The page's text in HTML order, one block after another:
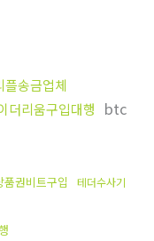
플송금업체
더리움구입대행
btc
품권비트구입
테더수사기